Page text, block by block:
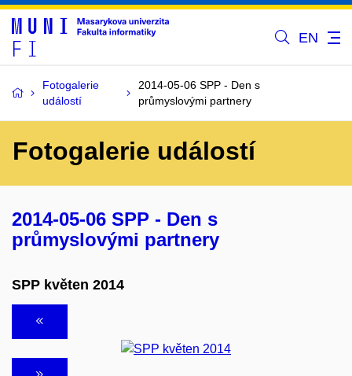
EN
Fotogalerie
událostí
2014-05-06 SPP - Den s
průmyslovými partnery
Fotogalerie událostí
2014-05-06 SPP - Den s
průmyslovými partnery
SPP květen 2014